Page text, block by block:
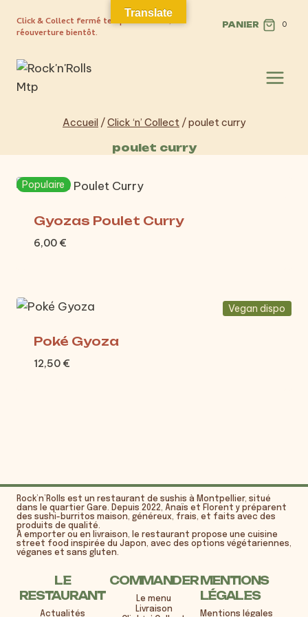
Click & Collect fermé temporairement,
réouverture bientôt.
PANIER 0
Accueil /Click ‘n’ Collect /poulet curry
poulet curry
Populaire
Gyozas Poulet Curry
6,00 €
Vegan dispo
Poké Gyoza
12,50 €
Rock’n’Rolls est un restaurant de sushis à Montpellier, situé
dans le quartier Gare. Depuis 2022, Anaïs et Florent y préparent
des sushi-burritos maison, généreux, frais, et faits avec des
produits de qualité.
À emporter ou en livraison, le restaurant propose une cuisine
street food inspirée du Japon, avec des options végétariennes,
véganes et sans gluten.
LE
RESTAURANT
Actualités
COMMANDER
Le menu
Livraison
MENTIONS
LÉGALES
Mentions légales
Translate